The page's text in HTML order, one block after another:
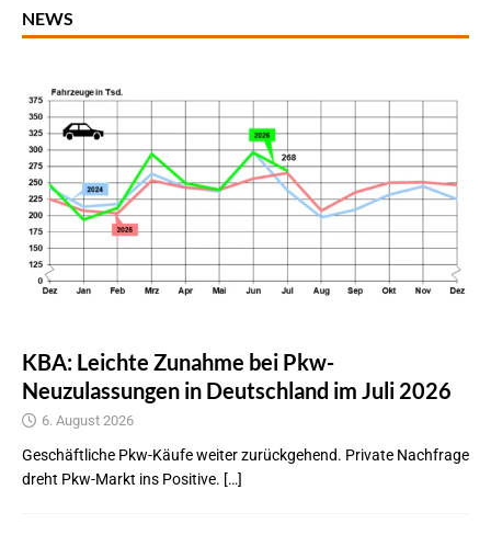
NEWS
KBA: Leichte Zunahme bei Pkw-
Neuzulassungen in Deutschland im Juli 2026
6. August 2026
Geschäftliche Pkw-Käufe weiter zurückgehend. Private Nachfrage
dreht Pkw-Markt ins Positive. […]